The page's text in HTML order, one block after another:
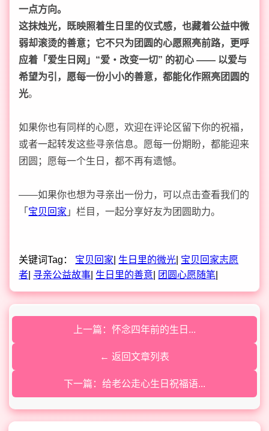
一点方向。
这抹烛光，既映照着生日里的仪式感，也藏着公益中微
弱却滚烫的善意；它不只为团圆的心愿照亮前路，更呼
应着「爱生日网」“爱・改变一切” 的初心 —— 以爱与
希望为引，愿每一份小小的善意，都能化作照亮团圆的
光。
如果你也有同样的心愿，欢迎在评论区留下你的祝福，
或者一起转发这些寻亲信息。愿每一份期盼，都能迎来
团圆；愿每一个生日，都不再有遗憾。
——如果你也想为寻亲出一份力，可以点击查看我们的
「 宝贝回家 」栏目，一起分享好友为团圆助力。
关键词Tag： 宝贝回家 生日里的微光 宝贝回家志愿
者 寻亲公益故事 生日里的善意 团圆心愿随笔
上一篇：怀念四年前的生日...
← 返回文章列表
下一篇：给老公走心生日祝福语...